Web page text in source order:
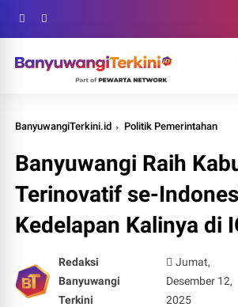
BanyuwangiTerkini.id Politik Pemerintahan
Banyuwangi Raih
Terinovatif se-
Kedelapan Kalinya di
Redaksi
Banyuwangi
Terkini
Jumat,
Desember 12,
2025